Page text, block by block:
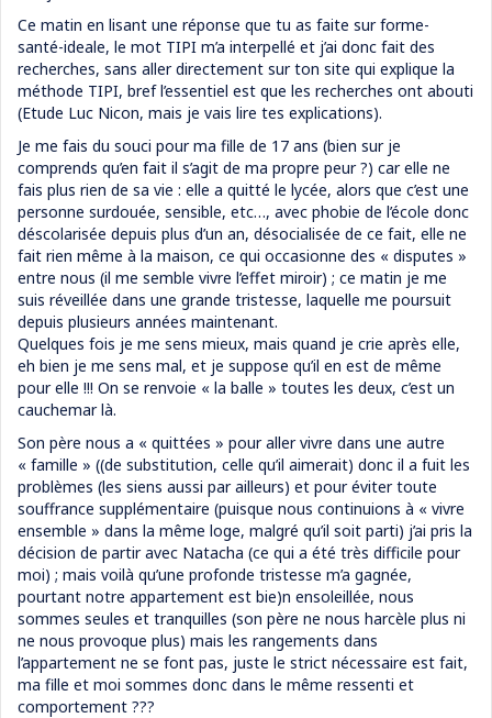
Ce matin en lisant une réponse que tu as faite sur forme-
santé-ideale, le mot TIPI m’a interpellé et j’ai donc fait des
recherches, sans aller directement sur ton site qui explique la
méthode TIPI, bref l’essentiel est que les recherches ont abouti
(Etude Luc Nicon, mais je vais lire tes explications).
Je me fais du souci pour ma fille de 17 ans (bien sur je
comprends qu’en fait il s’agit de ma propre peur ?) car elle ne
fais plus rien de sa vie : elle a quitté le lycée, alors que c’est une
personne surdouée, sensible, etc…, avec phobie de l’école donc
déscolarisée depuis plus d’un an, désocialisée de ce fait, elle ne
fait rien même à la maison, ce qui occasionne des « disputes »
entre nous (il me semble vivre l’effet miroir) ; ce matin je me
suis réveillée dans une grande tristesse, laquelle me poursuit
depuis plusieurs années maintenant.
Quelques fois je me sens mieux, mais quand je crie après elle,
eh bien je me sens mal, et je suppose qu’il en est de même
pour elle !!! On se renvoie « la balle » toutes les deux, c’est un
cauchemar là.
Son père nous a « quittées » pour aller vivre dans une autre
« famille » ((de substitution, celle qu’il aimerait) donc il a fuit les
problèmes (les siens aussi par ailleurs) et pour éviter toute
souffrance supplémentaire (puisque nous continuions à « vivre
ensemble » dans la même loge, malgré qu’il soit parti) j’ai pris la
décision de partir avec Natacha (ce qui a été très difficile pour
moi) ; mais voilà qu’une profonde tristesse m’a gagnée,
pourtant notre appartement est bie)n ensoleillée, nous
sommes seules et tranquilles (son père ne nous harcèle plus ni
ne nous provoque plus) mais les rangements dans
l’appartement ne se font pas, juste le strict nécessaire est fait,
ma fille et moi sommes donc dans le même ressenti et
comportement ???